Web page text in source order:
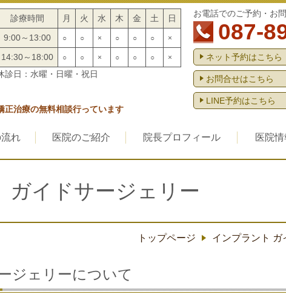
診療時間 月 火 水 木 金 土
日
9:00～13:00
○ ○ × ○ ○ ○ ×
14:30～18:00 ○ ○ × ○ ○ ○ ×
診日：水曜・日曜・祝日
正治療の無料相談行っています
お電話でのご予約・お
087-
ネット予約はこちら
お問合せはこちら
LINE予約はこちら
れ 医院のご紹介 院長プロフィール 医院
ガイドサージェリー
トップページ インプラント ガ
ジェリーについて